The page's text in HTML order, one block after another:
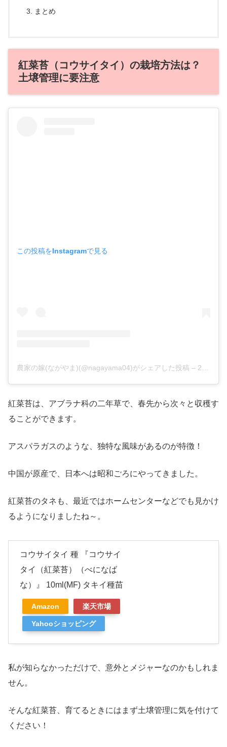
まとめ
紅菜苔（コウサイタイ）の栽培方法は？
土壌管理に要注意
この投稿をInstagramで見る
農家の嫁(ながやま)(@nagayama04)がシェアした投稿 – 2019年10月月31日午後11時46分PDT
紅菜苔は、アブラナ科の二年草で、春先から次々と収穫す
ることができます。
アスパラガスのような、独特な風味があるのが特徴！
中国が原産で、日本へは昭和ごろにやってきました。
紅菜苔のタネも、最近ではホームセンターなどでも見かけ
るようになりましたね～。
コウサイタイ 種 『コウサイ
タイ（紅菜苔）（べになば
な）』 10ml(MF) タキイ種苗
Amazon 楽天市場
Yahooショッピング
私が知らなかっただけで、意外とメジャーなのかもしれま
せん。
そんな紅菜苔、育てるときにはまず土壌管理に気を付けて
ください！